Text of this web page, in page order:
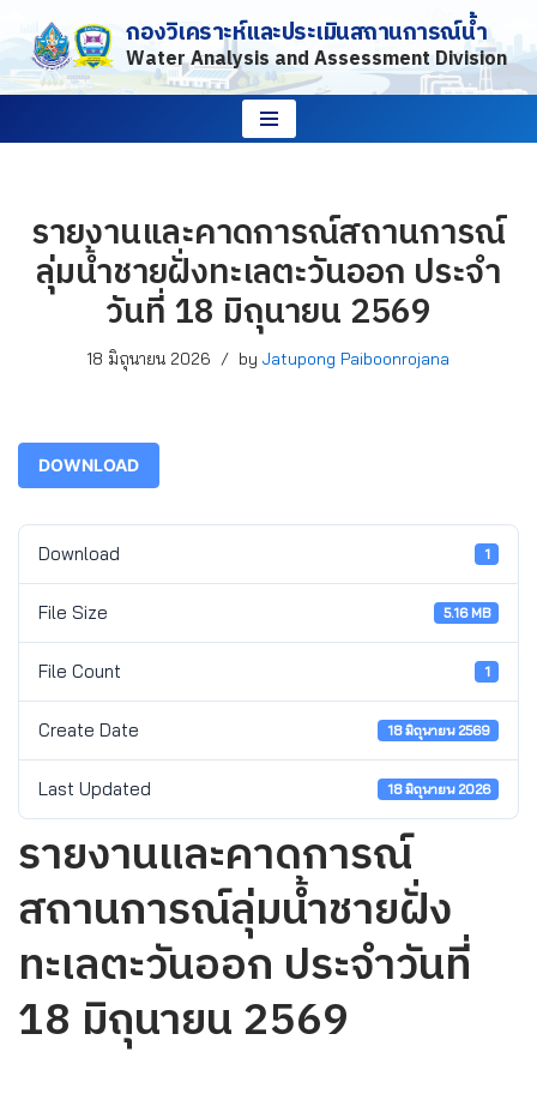
Skip
to
กองวิเคราะห์และประเมินสถานการณ์น้ำ
Water Analysis and Assessment Division
รายงานและคาดการณ์สถานการณ์
ลุ่มน้ำชายฝั่งทะเลตะวันออก ประจำ
วันที่ 18 มิถุนายน 2569
18 มิถุนายน 2026 by Jatupong Paiboonrojana
DOWNLOAD
Download 1
File Size 5.16 MB
File Count 1
Create Date 18 มิถุนายน 2569
Last Updated 18 มิถุนายน 2026
รายงานและคาดการณ์
สถานการณ์ลุ่มน้ำชายฝั่ง
ทะเลตะวันออก ประจำวันที่
18 มิถุนายน 2569